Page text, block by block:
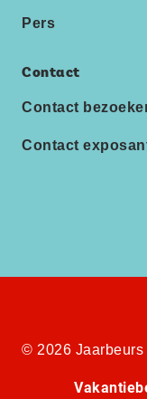
Pers
Contact
Contact
Contact
© 2026 Jaarbeurs